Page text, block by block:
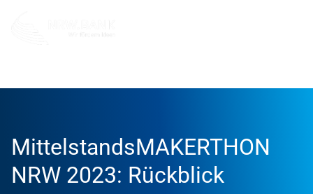
MittelstandsMAKERTHON
NRW 2023: Rückblick